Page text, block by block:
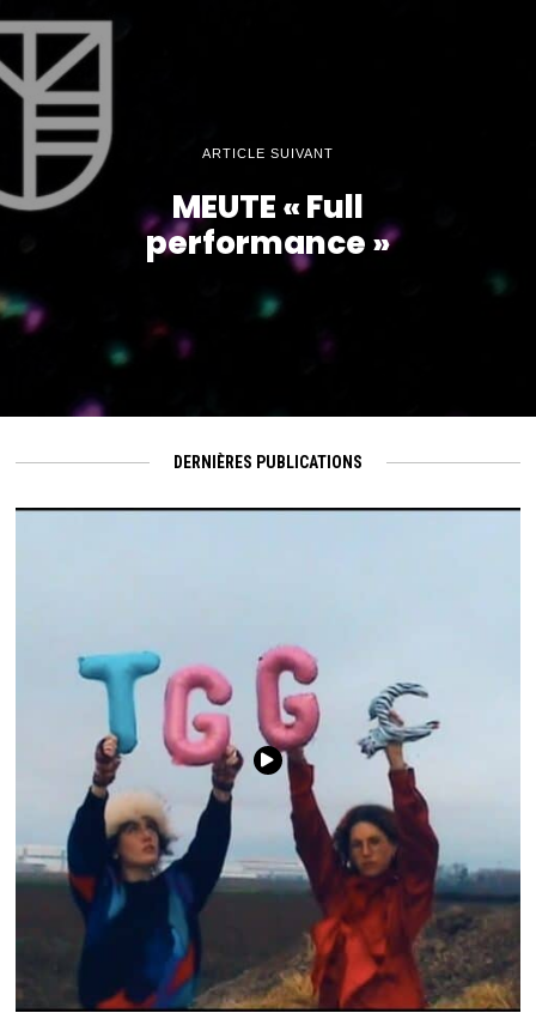
ARTICLE SUIVANT
MEUTE « Full
performance »
DERNIÈRES PUBLICATIONS